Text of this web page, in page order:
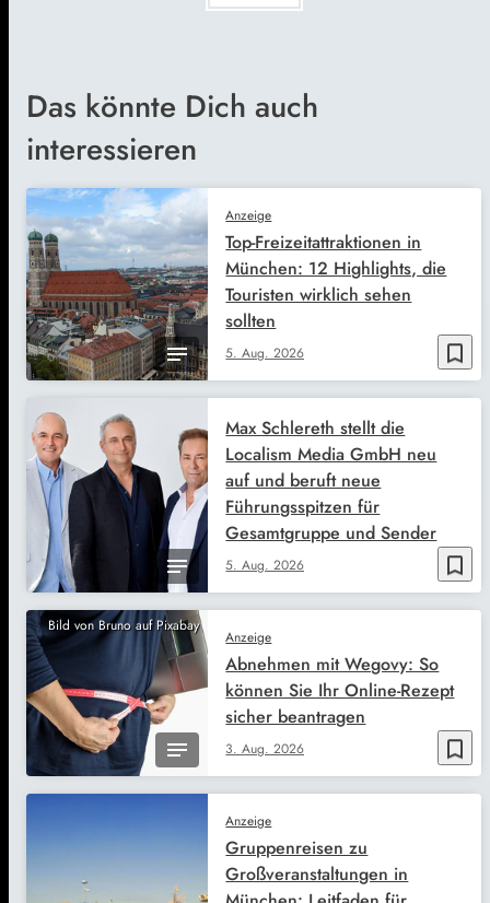
Das könnte Dich auch
interessieren
bookmark_border
Anzeige
5. Aug. 2026
Top-Freizeitattraktionen in
München: 12 Highlights, die
Touristen wirklich sehen
sollten
bookmark_border
5. Aug. 2026
Max Schlereth stellt die
Localism Media GmbH neu
auf und beruft neue
Führungsspitzen für
Gesamtgruppe und Sender
Bild von Bruno auf Pixabay
bookmark_border
Anzeige
3. Aug. 2026
Abnehmen mit Wegovy: So
können Sie Ihr Online-Rezept
sicher beantragen
Anzeige
Gruppenreisen zu
Großveranstaltungen in